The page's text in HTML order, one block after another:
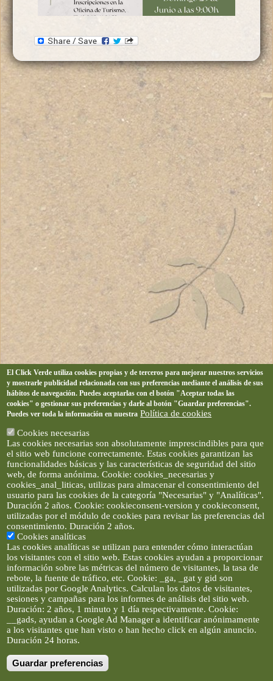
Artículos e imágenes son propiedad de elclickverde ©. No se
permite la difusión de los textos ni imágenes sin permiso de
El Click Verde utiliza cookies propias y de terceros para mejorar nuestros servicios
y mostrarle publicidad relacionada con sus preferencias mediante el análisis de sus
hábitos de navegación. Puedes aceptarlas con el botón "Aceptar todas las
cookies" o gestionar sus preferencias y darle al botón "Guardar preferencias".
Puedes ver toda la información en nuestra Política de cookies
Cookies necesarias
Las cookies necesarias son absolutamente imprescindibles para que
el sitio web funcione correctamente. Estas cookies garantizan las
funcionalidades básicas y las características de seguridad del sitio
web, de forma anónima. Cookie: cookies_necesarias y
cookies_anal_liticas, utilizas para almacenar el consentimiento del
usuario para las cookies de la categoría "Necesarias" y "Analíticas".
Duración 2 años. Cookie: cookieconsent-version y cookieconsent,
utilizadas por el módulo de cookies para revisar las preferencias del
consentimiento. Duración 2 años.
Cookies analíticas
Las cookies analíticas se utilizan para entender cómo interactúan
los visitantes con el sitio web. Estas cookies ayudan a proporcionar
información sobre las métricas del número de visitantes, la tasa de
rebote, la fuente de tráfico, etc. Cookie: _ga, _gat y gid son
utilizadas por Google Analytics. Calculan los datos de visitantes,
sesiones y campañas para los informes de análisis del sitio web.
Duración: 2 años, 1 minuto y 1 día respectivamente. Cookie:
__gads, ayudan a Google Ad Manager a identificar anónimamente
a los visitantes que han visto o han hecho click en algún anuncio.
Duración 24 horas.
Guardar preferencias